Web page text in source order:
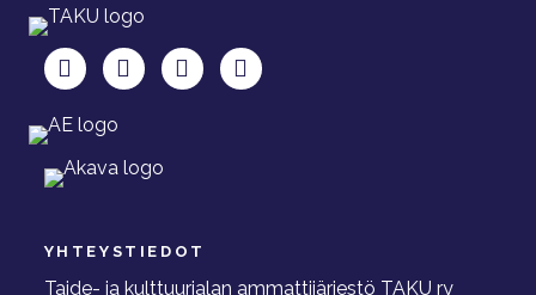
TAKU Facebookissa
TAKU Twitterissä
TAKU Instagramissa
TAKU LinkedInissä
YHTEYSTIEDOT
Taide- ja kulttuurialan ammattijärjestö TAKU ry